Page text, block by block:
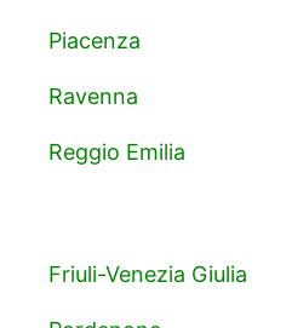
Piacenza
Ravenna
Reggio Emilia
Friuli-Venezia Giulia